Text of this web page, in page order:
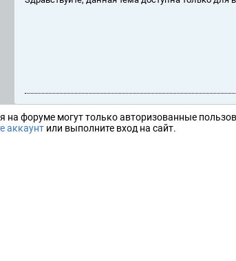
на форуме могут только авторизованные
аккаунт или выполните вход на сайт.